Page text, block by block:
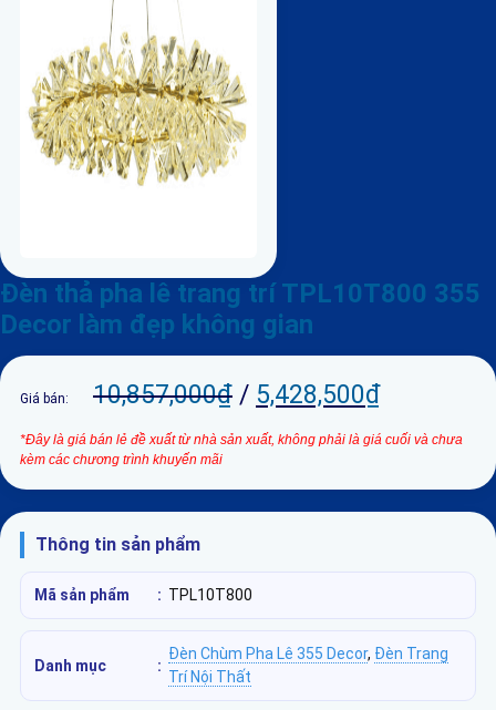
Đèn thả pha lê trang trí TPL10T800 355
Decor làm đẹp không gian
Giá bán: 10,857,000₫ / 5,428,500₫
*Đây là giá bán lẻ đề xuất từ nhà sản xuất, không phải là giá cuối và chưa
kèm các chương trình khuyến mãi
Thông tin sản phẩm
Mã sản phẩm : TPL10T800
Danh mục :
Đèn Chùm Pha Lê 355 Decor, Đèn Trang
Trí Nội Thất